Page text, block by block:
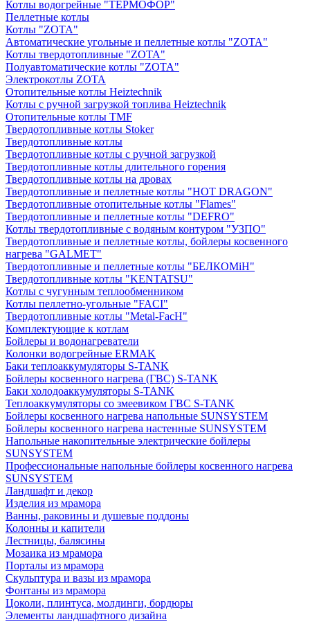
Котлы водогрейные "ТЕРМОФОР"
Пеллетные котлы
Котлы "ZOTA"
Автоматические угольные и пеллетные котлы "ZOTA"
Котлы твердотопливные "ZOTA"
Полуавтоматические котлы "ZOTA"
Электрокотлы ZOTA
Отопительные котлы Heiztechnik
Котлы с ручной загрузкой топлива Heiztechnik
Отопительные котлы TMF
Твердотопливные котлы Stoker
Твердотопливные котлы
Твердотопливные котлы с ручной загрузкой
Твердотопливные котлы длительного горения
Твердотопливные котлы на дровах
Твердотопливные и пеллетные котлы "HOT DRAGON"
Твердотопливные отопительные котлы "Flames"
Твердотопливные и пеллетные котлы "DEFRO"
Котлы твердотопливные с водяным контуром "УЗПО"
Твердотопливные и пеллетные котлы, бойлеры косвенного
нагрева "GALMET"
Твердотопливные и пеллетные котлы "БЕЛКОМiН"
Твердотопливные котлы "KENTATSU"
Котлы с чугунным теплообменником
Котлы пеллетно-угольные "FACI"
Твердотопливные котлы "Metal-FacH"
Комплектующие к котлам
Бойлеры и водонагреватели
Колонки водогрейные ERMAK
Баки теплоаккумуляторы S-TANK
Бойлеры косвенного нагрева (ГВС) S-TANK
Баки холодоаккумуляторы S-TANK
Теплоаккумуляторы со змеевиком ГВС S-TANK
Бойлеры косвенного нагрева напольные SUNSYSTEM
Бойлеры косвенного нагрева настенные SUNSYSTEM
Напольные накопительные электрические бойлеры
SUNSYSTEM
Профессиональные напольные бойлеры косвенного нагрева
SUNSYSTEM
Ландшафт и декор
Изделия из мрамора
Ванны, раковины и душевые поддоны
Колонны и капители
Лестницы, балясины
Мозаика из мрамора
Порталы из мрамора
Скульптура и вазы из мрамора
Фонтаны из мрамора
Цоколи, плинтуса, молдинги, бордюры
Элементы ландшафтного дизайна